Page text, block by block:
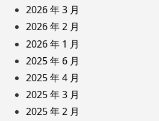
2026 年 3 月
2026 年 2 月
2026 年 1 月
2025 年 6 月
2025 年 4 月
2025 年 3 月
2025 年 2 月